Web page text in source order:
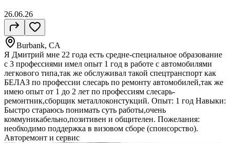
26.06.26
Burbank, CA
Я Дмитрий мне 22 года есть средне-специальное образование
с 3 профессиями имел опыт 1 год в работе с автомобилями
легкового типа,так же обслуживал такой спецтранспорт как
БЕЛАЗ по профессии слесарь по ремонту автомобилей,так же
имею опыт от 1 до 2 лет по профессиям слесарь-
ремонтник,сборщик металлоконстукций. Опыт: 1 год Навыки:
Быстро стараюсь понимать суть работы,очень
коммуникабельно,позитивен и общителен. Пожелания:
необходимо поддержка в визовом сборе (спонсорство).
Авторемонт и cервис